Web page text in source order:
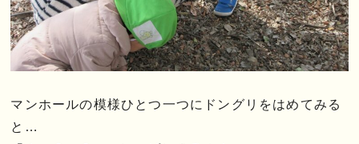
マンホールの模様ひとつ一つにドングリをはめてみる
と…